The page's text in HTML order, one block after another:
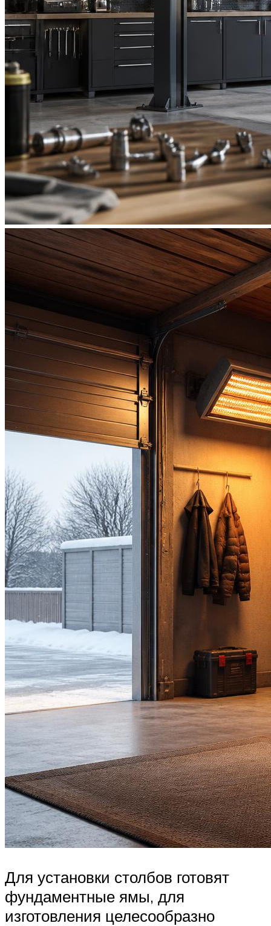
Для установки столбов готовят
фундаментные ямы, для
изготовления целесообразно